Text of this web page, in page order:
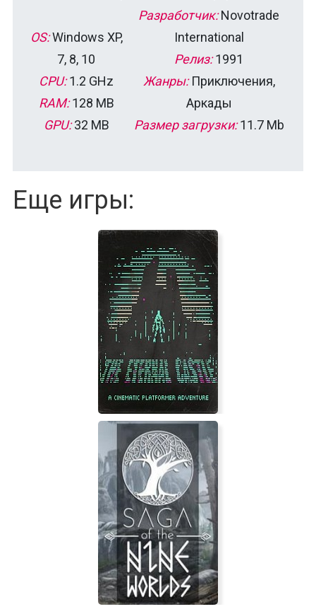
OS:Windows XP,
7, 8, 10
CPU:1.2 GHz
RAM:128 MB
GPU:32 MB
Разработчик:Novotrade
International
Релиз:1991
Жанры:Приключения,
Аркады
Размер загрузки:11.7 Mb
Еще игры:
The Eternal Castle [REMASTERED]